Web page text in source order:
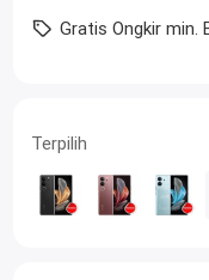
Gratis Ongkir min.
Terpilih